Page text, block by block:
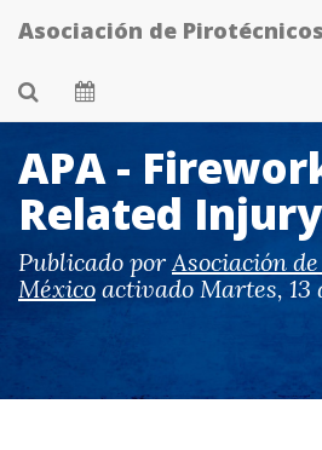
Skip
to
main
content
Asociación de
APA -
Related Injury
Publicado porAsociación
México activado Martes, 13